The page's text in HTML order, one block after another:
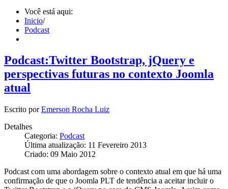
Você está aqui:
Inicio/
Podcast
Podcast:Twitter Bootstrap, jQuery e
perspectivas futuras no contexto Joomla
atual
Escrito porEmerson Rocha Luiz
Detalhes
Categoria: Podcast
Última atualização: 11 Fevereiro 2013
Criado: 09 Maio 2012
Podcast com uma abordagem sobre o contexto atual em que há uma
confirmação de que o Joomla PLT de tendência a aceitar incluir o